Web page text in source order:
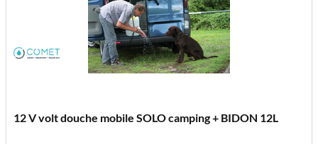
12 V volt douche mobile SOLO camping + BIDON 12L